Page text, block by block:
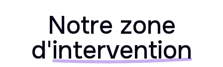
Notre zone
d'intervention